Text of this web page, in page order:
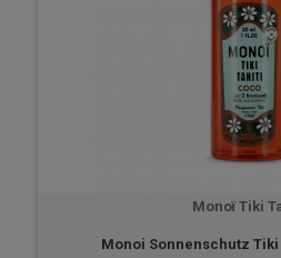
Monoï Tiki
Monoi Sonnenschutz Tiki